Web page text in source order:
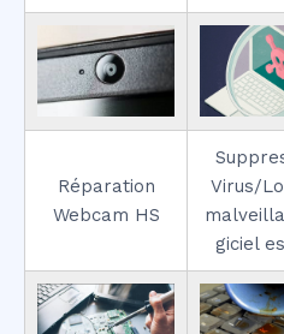
Réparation
Webcam HS
Virus/
giciel